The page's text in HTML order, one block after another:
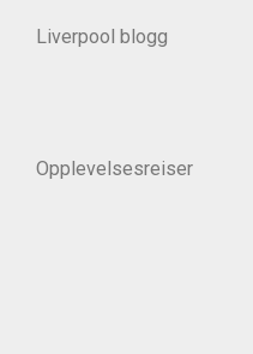
Liverpool blogg
Opplevelsesreiser